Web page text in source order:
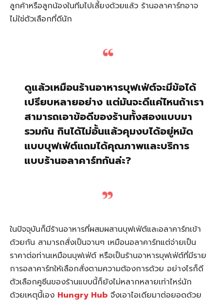
ลูกค้าหรือลูกน้องในทีมไปเลี้ยงด้วยแล้ว ร้านอลาคาร์ทอาจ
ไม่ใช่ตัวเลือกที่ดีนัก
ดูแล้วเหมือนร้านอาหารบุฟเฟ่ต์จะมีข้อได้
เปรียบหลายอย่าง แต่มันจะดีแค่ไหนถ้าเรา
สามารถเอาข้อดีของร้านทั้งสองแบบมา
รวมกัน กินได้ไม่อั้นแล้วคุมงบได้อยู่หมัด
แบบบุฟเฟ่ต์แถมได้คุณภาพและบริการ
แบบร้านอลาคาร์ทกันล่ะ?
ในปัจจุบันก็มีร้านอาหารที่ผสมผสานบุฟเฟ่ต์และอลาคาร์ทเข้า
ด้วยกัน สามารถสั่งเป็นจานๆ เหมือนอลาคาร์ทแต่จ่ายเป็น
ราคาต่อท่านเหมือนบุฟเฟ่ต์ หรือเป็นร้านอาหารบุฟเฟ่ต์ที่มีราย
การอลาคาร์ทให้เลือกสั่งตามความต้องการด้วย อย่างไรก็ดี
ตัวเลือกคูซีนของร้านแบบนี้ก็ยังไม่หลากหลายเท่าไหร่นัก
ด้วยเหตุนี้เอง Hungry Hub จึงเอาไอเดียมาต่อยอดด้วย